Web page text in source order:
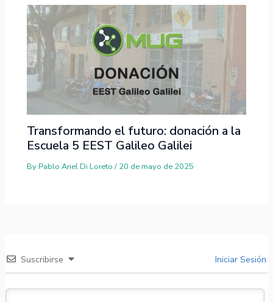
Transformando el futuro: donación a la
Escuela 5 EEST Galileo Galilei
ByPablo Ariel Di Loreto/ 20 de mayo de 2025
Suscribirse Iniciar Sesión